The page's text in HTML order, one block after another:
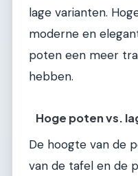
lage varianten.
moderne en
poten een meer
hebben.
Hoge poten vs.
De hoogte van de
van de tafel en de